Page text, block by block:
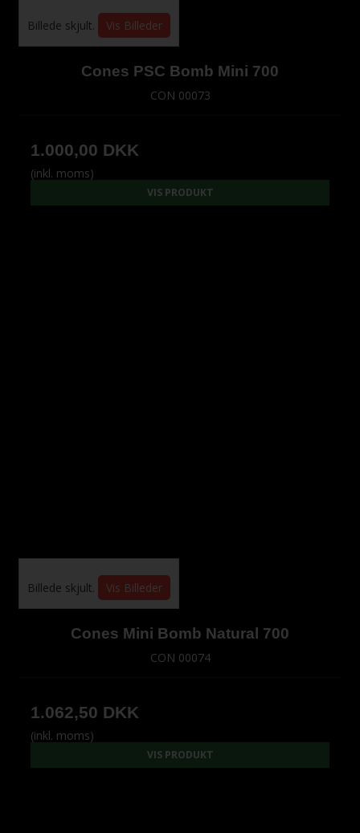
Billede skjult. Vis Billeder
Cones PSC Bomb Mini 700
CON 00073
1.000,00 DKK
(inkl. moms)
VIS PRODUKT
Billede skjult. Vis Billeder
Cones Mini Bomb Natural 700
CON 00074
1.062,50 DKK
(inkl. moms)
VIS PRODUKT